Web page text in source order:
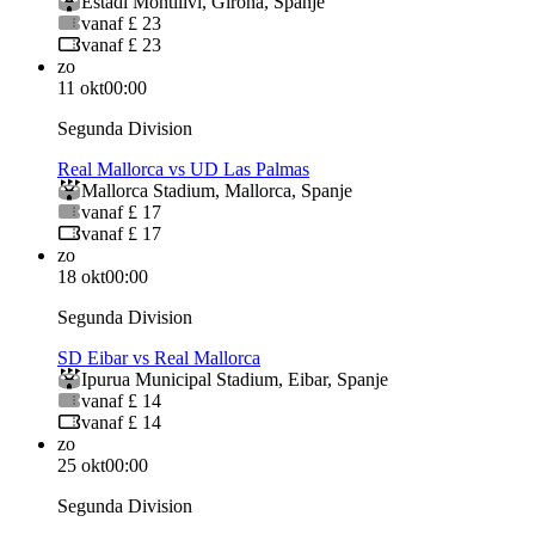
vanaf £ 23
vanaf £ 23
zo
11 okt00:00
Segunda Division
Real Mallorca vs UD Las Palmas
Mallorca Stadium, Mallorca, Spanje
vanaf £ 17
vanaf £ 17
zo
18 okt00:00
Segunda Division
SD Eibar vs Real Mallorca
Ipurua Municipal Stadium, Eibar, Spanje
vanaf £ 14
vanaf £ 14
zo
25 okt00:00
Segunda Division